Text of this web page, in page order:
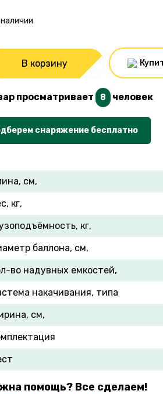
В корзину
просматривает 8 человек
снаряжение бесплатно
см,
кг,
кг,
баллона, см,
во надувных емкостей,
накачивания, типа
см,
помощь? Все сделаем!